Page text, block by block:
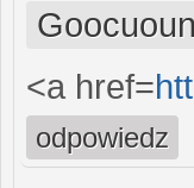
<a href=
odpowiedz